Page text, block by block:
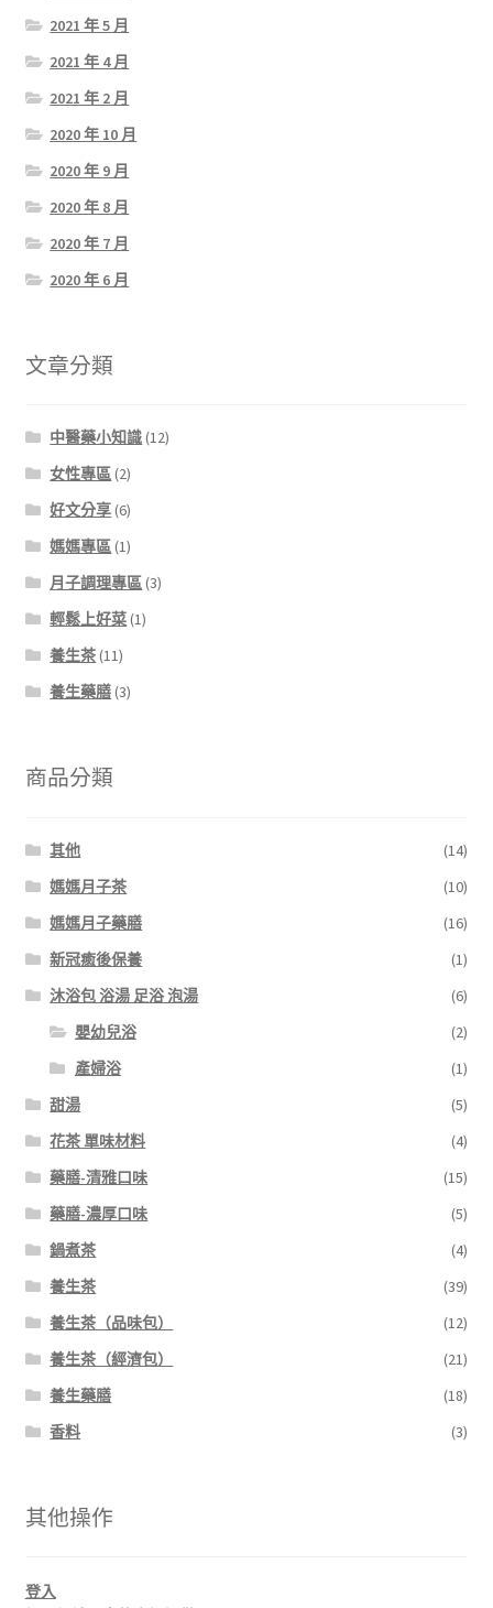
2021 年 5 月
2021 年 4 月
2021 年 2 月
2020 年 10 月
2020 年 9 月
2020 年 8 月
2020 年 7 月
2020 年 6 月
文章分類
中醫藥小知識 (12)
女性專區 (2)
好文分享 (6)
媽媽專區 (1)
月子調理專區 (3)
輕鬆上好菜 (1)
養生茶 (11)
養生藥膳 (3)
商品分類
其他
(14)
媽媽月子茶
(10)
媽媽月子藥膳
(16)
新冠癒後保養
(1)
沐浴包 浴湯 足浴 泡湯
(6)
嬰幼兒浴
(2)
產婦浴
(1)
甜湯
(5)
花茶 單味材料
(4)
藥膳-清雅口味
(15)
藥膳-濃厚口味
(5)
鍋煮茶
(4)
養生茶
(39)
養生茶（品味包）
(12)
養生茶（經濟包）
(21)
養生藥膳
(18)
香料
(3)
其他操作
登入